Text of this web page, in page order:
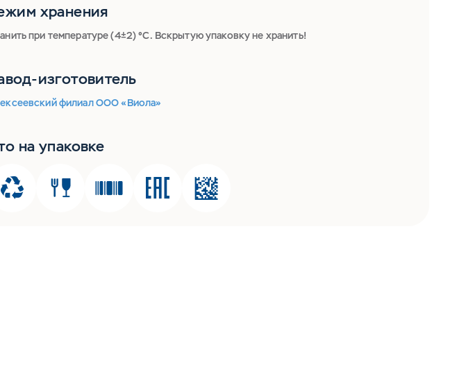
хранения
при температуре (4±2) °С. Вскрытую упаковку не хранить!
изготовитель
филиал ООО «Виола»
на упаковке